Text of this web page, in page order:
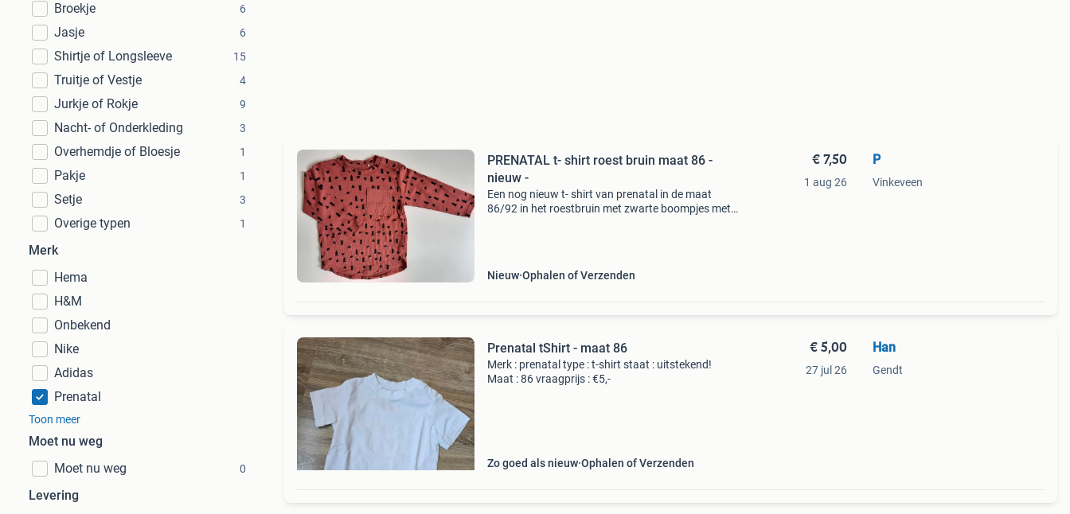
Broekje
6
Jasje 6
Shirtje of Longsleeve 15
Truitje of Vestje 4
Jurkje of Rokje 9
Nacht- of Onderkleding 3
Overhemdje of Bloesje 1
Pakje 1
Setje 3
Overige typen 1
Merk
Hema
H&M
Onbekend
Nike
Adidas
Prenatal
Toon meer
Moet nu weg
Moet nu weg
0
Levering
PRENATAL t- shirt roest bruin maat 86 -
nieuw -
Een nog nieuw t- shirt van prenatal in de maat
86/92 in het roestbruin met zwarte boompjes met
Nieuw Ophalen of Verzenden
€ 7,50
1 aug 26
P
Vinkeveen
Prenatal tShirt - maat 86
Merk : prenatal type : t-shirt staat : uitstekend!
Maat : 86 vraagprijs : €5,-
Zo goed als nieuw Ophalen of Verzenden
€ 5,00
27 jul 26
Han
Gendt